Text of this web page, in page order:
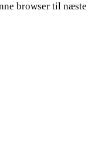
browser til næste